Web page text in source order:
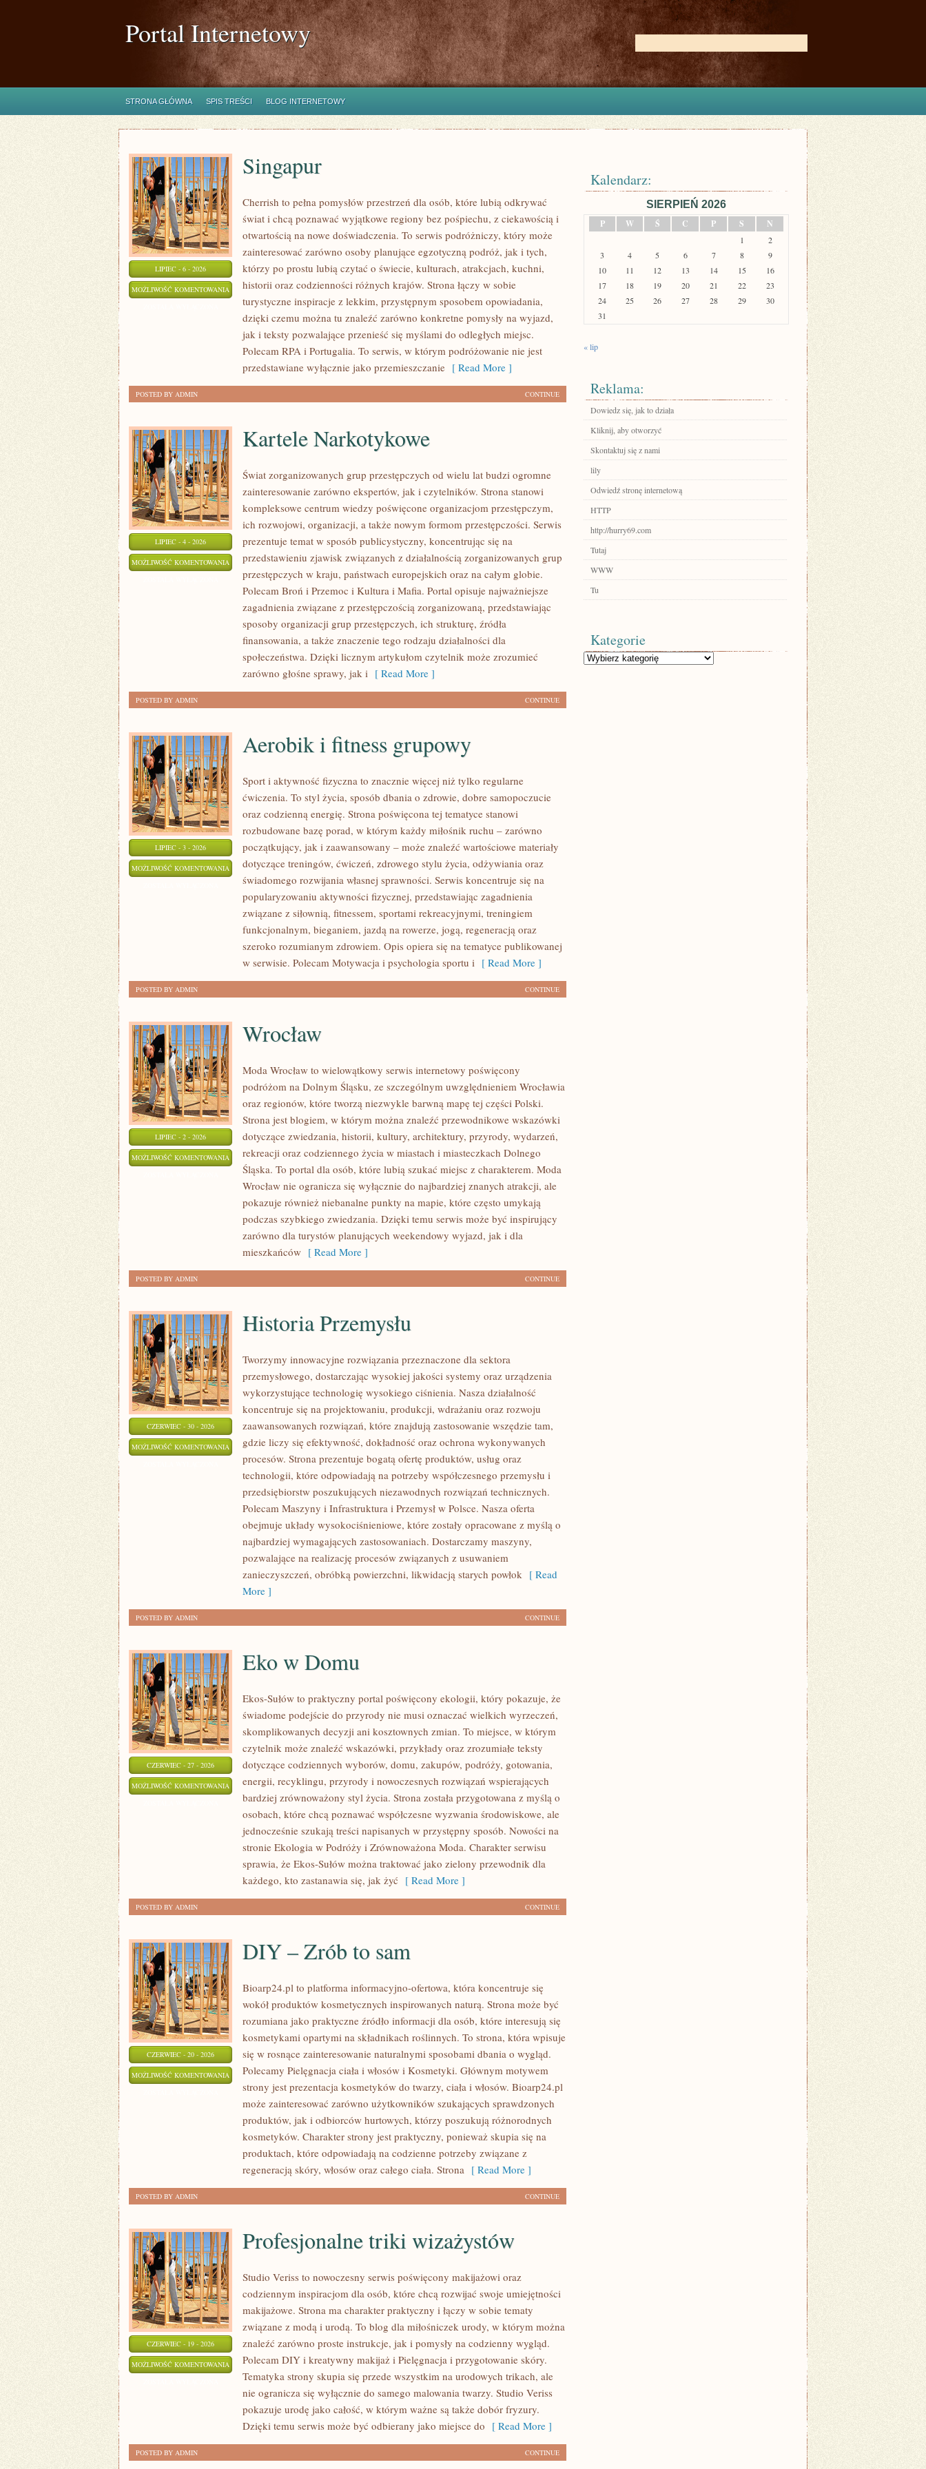
Portal Internetowy
STRONA GŁÓWNA SPIS TREŚCI BLOG INTERNETOWY
LIPIEC - 6 - 2026
MOŻLIWOŚĆ KOMENTOWANIA SINGAPUR
Singapur
Cherrish to pełna pomysłów przestrzeń dla osób, które lubią odkrywać
świat i chcą poznawać wyjątkowe regiony bez pośpiechu, z ciekawością i
otwartością na nowe doświadczenia. To serwis podróżniczy, który może
zainteresować zarówno osoby planujące egzotyczną podróż, jak i tych,
którzy po prostu lubią czytać o świecie, kulturach, atrakcjach, kuchni,
historii oraz codzienności różnych krajów. Strona łączy w sobie
turystyczne inspiracje z lekkim, przystępnym sposobem opowiadania,
dzięki czemu można tu znaleźć zarówno konkretne pomysły na wyjazd,
jak i teksty pozwalające przenieść się myślami do odległych miejsc.
Polecam RPA i Portugalia. To serwis, w którym podróżowanie nie jest
przedstawiane wyłącznie jako przemieszczanie [ Read More ]
CONTINUE
POSTED BY ADMIN
LIPIEC - 4 - 2026
MOŻLIWOŚĆ KOMENTOWANIA KARTELE
NARKOTYKOWE
Kartele Narkotykowe
Świat zorganizowanych grup przestępczych od wielu lat budzi ogromne
zainteresowanie zarówno ekspertów, jak i czytelników. Strona stanowi
kompleksowe centrum wiedzy poświęcone organizacjom przestępczym,
ich rozwojowi, organizacji, a także nowym formom przestępczości. Serwis
prezentuje temat w sposób publicystyczny, koncentrując się na
przedstawieniu zjawisk związanych z działalnością zorganizowanych grup
przestępczych w kraju, państwach europejskich oraz na całym globie.
Polecam Broń i Przemoc i Kultura i Mafia. Portal opisuje najważniejsze
zagadnienia związane z przestępczością zorganizowaną, przedstawiając
sposoby organizacji grup przestępczych, ich strukturę, źródła
finansowania, a także znaczenie tego rodzaju działalności dla
społeczeństwa. Dzięki licznym artykułom czytelnik może zrozumieć
zarówno głośne sprawy, jak i [ Read More ]
CONTINUE
POSTED BY ADMIN
LIPIEC - 3 - 2026
MOŻLIWOŚĆ KOMENTOWANIA AEROBIK
FITNESS
GRUPOWY
Aerobik i fitness grupowy
Sport i aktywność fizyczna to znacznie więcej niż tylko regularne
ćwiczenia. To styl życia, sposób dbania o zdrowie, dobre samopoczucie
oraz codzienną energię. Strona poświęcona tej tematyce stanowi
rozbudowane bazę porad, w którym każdy miłośnik ruchu – zarówno
początkujący, jak i zaawansowany – może znaleźć wartościowe materiały
dotyczące treningów, ćwiczeń, zdrowego stylu życia, odżywiania oraz
świadomego rozwijania własnej sprawności. Serwis koncentruje się na
popularyzowaniu aktywności fizycznej, przedstawiając zagadnienia
związane z siłownią, fitnessem, sportami rekreacyjnymi, treningiem
funkcjonalnym, bieganiem, jazdą na rowerze, jogą, regeneracją oraz
szeroko rozumianym zdrowiem. Opis opiera się na tematyce publikowanej
w serwisie. Polecam Motywacja i psychologia sportu i [ Read More ]
CONTINUE
POSTED BY ADMIN
LIPIEC - 2 - 2026
MOŻLIWOŚĆ KOMENTOWANIA WROCŁAW
Wrocław
Moda Wrocław to wielowątkowy serwis internetowy poświęcony
podróżom na Dolnym Śląsku, ze szczególnym uwzględnieniem Wrocławia
oraz regionów, które tworzą niezwykle barwną mapę tej części Polski.
Strona jest blogiem, w którym można znaleźć przewodnikowe wskazówki
dotyczące zwiedzania, historii, kultury, architektury, przyrody, wydarzeń,
rekreacji oraz codziennego życia w miastach i miasteczkach Dolnego
Śląska. To portal dla osób, które lubią szukać miejsc z charakterem. Moda
Wrocław nie ogranicza się wyłącznie do najbardziej znanych atrakcji, ale
pokazuje również niebanalne punkty na mapie, które często umykają
podczas szybkiego zwiedzania. Dzięki temu serwis może być inspirujący
zarówno dla turystów planujących weekendowy wyjazd, jak i dla
mieszkańców [ Read More ]
CONTINUE
POSTED BY ADMIN
CZERWIEC - 30 - 2026
MOŻLIWOŚĆ KOMENTOWANIA HISTORIA
PRZEMYSŁU
Historia Przemysłu
Tworzymy innowacyjne rozwiązania przeznaczone dla sektora
przemysłowego, dostarczając wysokiej jakości systemy oraz urządzenia
wykorzystujące technologię wysokiego ciśnienia. Nasza działalność
koncentruje się na projektowaniu, produkcji, wdrażaniu oraz rozwoju
zaawansowanych rozwiązań, które znajdują zastosowanie wszędzie tam,
gdzie liczy się efektywność, dokładność oraz ochrona wykonywanych
procesów. Strona prezentuje bogatą ofertę produktów, usług oraz
technologii, które odpowiadają na potrzeby współczesnego przemysłu i
przedsiębiorstw poszukujących niezawodnych rozwiązań technicznych.
Polecam Maszyny i Infrastruktura i Przemysł w Polsce. Nasza oferta
obejmuje układy wysokociśnieniowe, które zostały opracowane z myślą o
najbardziej wymagających zastosowaniach. Dostarczamy maszyny,
pozwalające na realizację procesów związanych z usuwaniem
zanieczyszczeń, obróbką powierzchni, likwidacją starych powłok [ Read
More ]
CONTINUE
POSTED BY ADMIN
CZERWIEC - 27 - 2026
MOŻLIWOŚĆ KOMENTOWANIA
DOMU
Eko w Domu
Ekos-Sułów to praktyczny portal poświęcony ekologii, który pokazuje, że
świadome podejście do przyrody nie musi oznaczać wielkich wyrzeczeń,
skomplikowanych decyzji ani kosztownych zmian. To miejsce, w którym
czytelnik może znaleźć wskazówki, przykłady oraz zrozumiałe teksty
dotyczące codziennych wyborów, domu, zakupów, podróży, gotowania,
energii, recyklingu, przyrody i nowoczesnych rozwiązań wspierających
bardziej zrównoważony styl życia. Strona została przygotowana z myślą o
osobach, które chcą poznawać współczesne wyzwania środowiskowe, ale
jednocześnie szukają treści napisanych w przystępny sposób. Nowości na
stronie Ekologia w Podróży i Zrównoważona Moda. Charakter serwisu
sprawia, że Ekos-Sułów można traktować jako zielony przewodnik dla
każdego, kto zastanawia się, jak żyć [ Read More ]
CONTINUE
POSTED BY ADMIN
CZERWIEC - 20 - 2026
MOŻLIWOŚĆ KOMENTOWANIA
ZRÓB
SAM
DIY – Zrób to sam
Bioarp24.pl to platforma informacyjno-ofertowa, która koncentruje się
wokół produktów kosmetycznych inspirowanych naturą. Strona może być
rozumiana jako praktyczne źródło informacji dla osób, które interesują się
kosmetykami opartymi na składnikach roślinnych. To strona, która wpisuje
się w rosnące zainteresowanie naturalnymi sposobami dbania o wygląd.
Polecamy Pielęgnacja ciała i włosów i Kosmetyki. Głównym motywem
strony jest prezentacja kosmetyków do twarzy, ciała i włosów. Bioarp24.pl
może zainteresować zarówno użytkowników szukających sprawdzonych
produktów, jak i odbiorców hurtowych, którzy poszukują różnorodnych
kosmetyków. Charakter strony jest praktyczny, ponieważ skupia się na
produktach, które odpowiadają na codzienne potrzeby związane z
regeneracją skóry, włosów oraz całego ciała. Strona [ Read More ]
CONTINUE
POSTED BY ADMIN
CZERWIEC - 19 - 2026
MOŻLIWOŚĆ KOMENTOWANIA PROFESJONALNE
TRIKI
WIZAŻYSTÓW
Profesjonalne triki wizażystów
Studio Veriss to nowoczesny serwis poświęcony makijażowi oraz
codziennym inspiracjom dla osób, które chcą rozwijać swoje umiejętności
makijażowe. Strona ma charakter praktyczny i łączy w sobie tematy
związane z modą i urodą. To blog dla miłośniczek urody, w którym można
znaleźć zarówno proste instrukcje, jak i pomysły na codzienny wygląd.
Polecam DIY i kreatywny makijaż i Pielęgnacja i przygotowanie skóry.
Tematyka strony skupia się przede wszystkim na urodowych trikach, ale
nie ogranicza się wyłącznie do samego malowania twarzy. Studio Veriss
pokazuje urodę jako całość, w którym ważne są także dobór fryzury.
Dzięki temu serwis może być odbierany jako miejsce do [ Read More ]
CONTINUE
POSTED BY ADMIN
Kalendarz:
SIERPIEŃ 2026
P
W Ś C P S N
1
2
3
4 5 6 7 8
9
10
11 12 13 14 15
16
17
18 19 20 21 22
23
24
25 26 27 28 29
30
31
« lip
Reklama:
Dowiedz się, jak to działa
Kliknij, aby otworzyć
Skontaktuj się z nami
lily
Odwiedź stronę internetową
HTTP
http://hurry69.com
Tutaj
WWW
Tu
Kategorie
Kategorie